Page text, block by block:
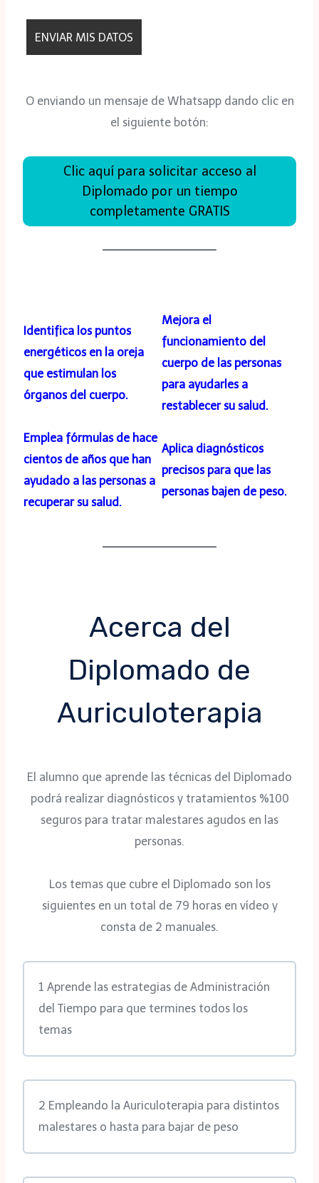
O enviando un mensaje de Whatsapp dando clic en
el siguiente botón:
Clic aquí para solicitar acceso al
Diplomado por un tiempo
completamente GRATIS
Identifica los puntos
energéticos en la oreja
que estimulan los
órganos del cuerpo.
Mejora el
funcionamiento del
cuerpo de las personas
para ayudarles a
restablecer su salud.
Emplea fórmulas de hace
cientos de años que han
ayudado a las personas a
recuperar su salud.
Aplica diagnósticos
precisos para que las
personas bajen de peso.
Acerca del
Diplomado de
Auriculoterapia
El alumno que aprende las técnicas del Diplomado
podrá realizar diagnósticos y tratamientos %100
seguros para tratar malestares agudos en las
personas.
Los temas que cubre el Diplomado son los
siguientes en un total de 79 horas en vídeo y
consta de 2 manuales.
1 Aprende las estrategias de Administración
del Tiempo para que termines todos los
temas
2 Empleando la Auriculoterapia para distintos
malestares o hasta para bajar de peso